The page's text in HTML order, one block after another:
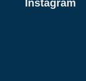
Instagram